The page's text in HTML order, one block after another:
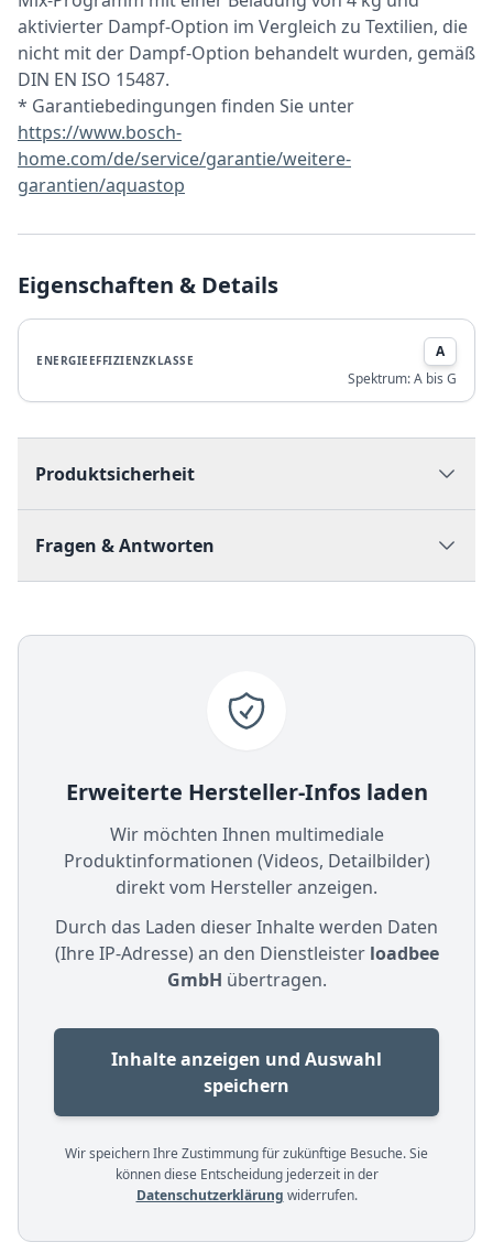
aktivierter Dampf-Option im Vergleich zu Textilien, die
nicht mit der Dampf-Option behandelt wurden, gemäß
DIN EN ISO 15487.
* Garantiebedingungen finden Sie unter
https://www.bosch-
home.com/de/service/garantie/weitere-
garantien/aquastop
Eigenschaften & Details
ENERGIEEFFIZIENZKLASSE
A
Spektrum:A bis G
Produktsicherheit
Fragen & Antworten
Erweiterte Hersteller-Infos laden
Wir möchten Ihnen multimediale
Produktinformationen (Videos, Detailbilder)
direkt vom Hersteller anzeigen.
Durch das Laden dieser Inhalte werden Daten
(Ihre IP-Adresse) an den Dienstleister loadbee
GmbH übertragen.
Inhalte anzeigen und Auswahl
speichern
Wir speichern Ihre Zustimmung für zukünftige Besuche. Sie
können diese Entscheidung jederzeit in der
Datenschutzerklärung widerrufen.